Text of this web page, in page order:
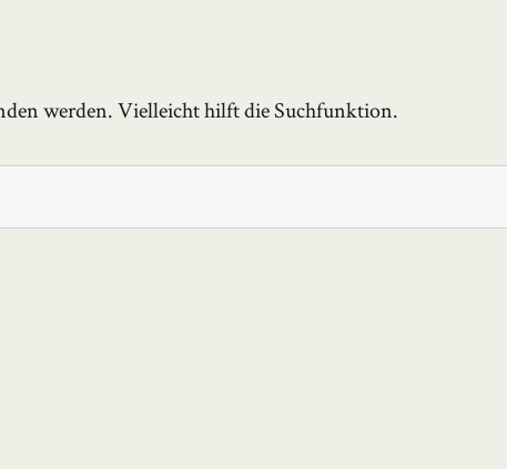
werden. Vielleicht hilft die Suchfunktion.